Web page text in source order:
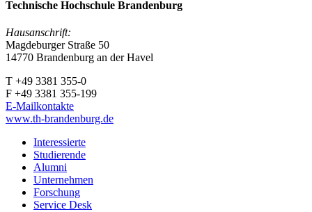
Technische Hochschule Brandenburg
Hausanschrift:
Magdeburger Straße 50
14770 Brandenburg an der Havel
T +49 3381 355-0
F +49 3381 355-199
E-Mailkontakte
www.th-brandenburg.de
Interessierte
Studierende
Alumni
Unternehmen
Forschung
Service Desk